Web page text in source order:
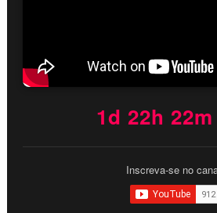
1d 22h
Inscreva-se no